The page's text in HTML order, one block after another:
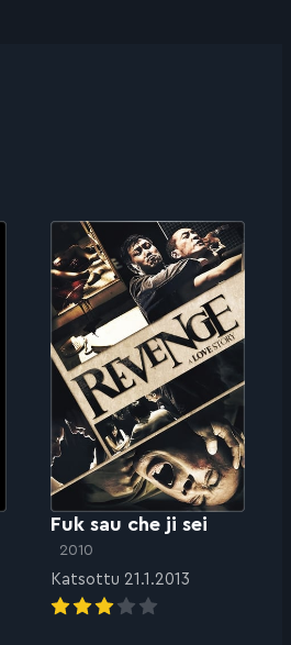
Fuk sau che ji sei
2010
Katsottu 21.1.2013